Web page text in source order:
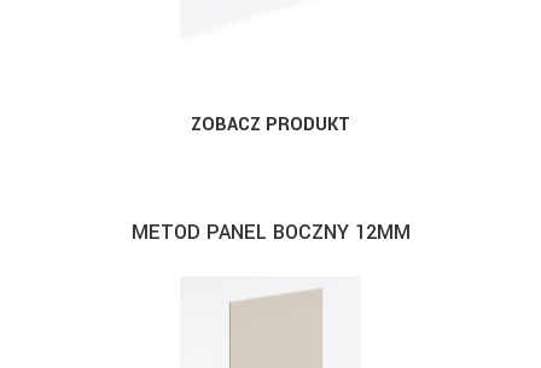
ZOBACZ PRODUKT
METOD PANEL BOCZNY 12MM